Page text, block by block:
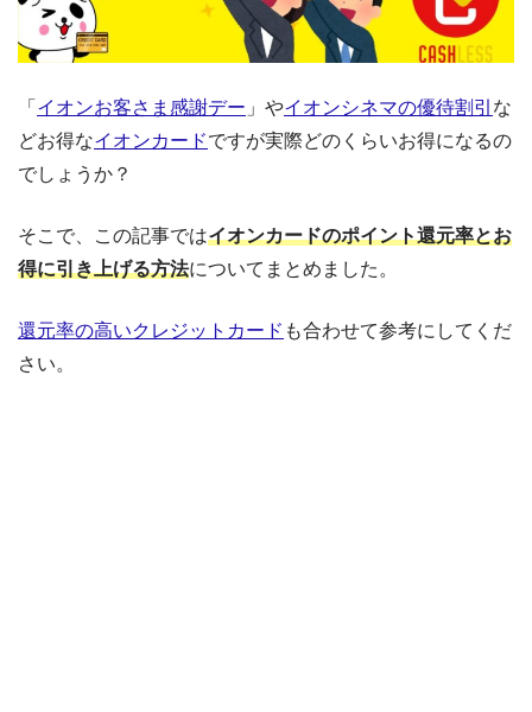
「 イオンお客さま感謝デー 」やイオンシネマの優待割引 な
どお得なイオンカードですが実際どのくらいお得になるの
でしょうか？
そこで、この記事ではイオンカードのポイント還元率とお
得に引き上げる方法についてまとめました。
還元率の高いクレジットカード も合わせて参考にしてくだ
さい。